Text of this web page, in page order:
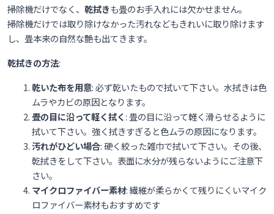
掃除機だけでなく、 乾拭きも畳のお手入れには欠かせません。
掃除機だけでは取り除けなかった汚れなどもきれいに取り除けます
し、畳本来の自然な艶も出てきます。
乾拭きの方法:
乾いた布を用意: 必ず乾いたもので拭いて下さい。水拭きは色
ムラやカビの原因となります。
畳の目に沿って軽く拭く: 畳の目に沿って軽く滑らせるように
拭いて下さい。強く拭きすぎると色ムラの原因になります。
汚れがひどい場合: 硬く絞った雑巾で拭いて下さい。その後、
乾拭きをして下さい。表面に水分が残らないようにご注意下
さい。
マイクロファイバー素材: 繊維が柔らかくて残りにくいマイク
ロファイバー素材もおすすめです